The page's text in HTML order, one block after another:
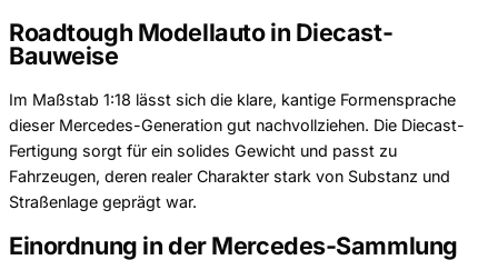
Roadtough Modellauto in Diecast-
Bauweise
Im Maßstab 1:18 lässt sich die klare, kantige Formensprache
dieser Mercedes-Generation gut nachvollziehen. Die Diecast-
Fertigung sorgt für ein solides Gewicht und passt zu
Fahrzeugen, deren realer Charakter stark von Substanz und
Straßenlage geprägt war.
Einordnung in der Mercedes-Sammlung